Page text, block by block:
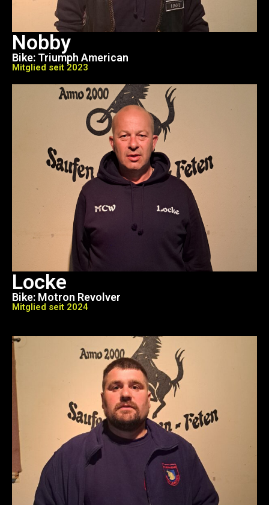
Nobby
Bike: Triumph American
Mitglied seit 2023
Locke
Bike: Motron Revolver
Mitglied seit 2024